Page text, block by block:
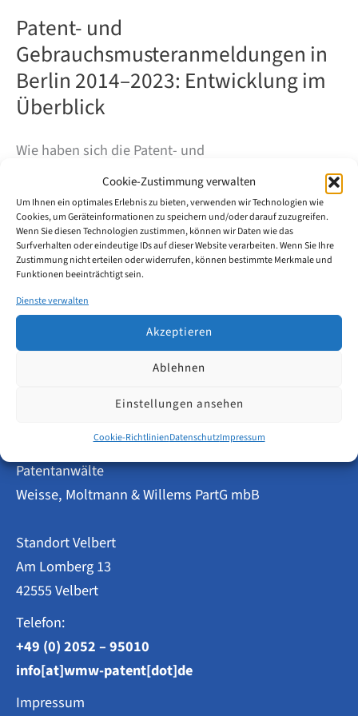
Cookie-Zustimmung verwalten
Um Ihnen ein optimales Erlebnis zu bieten, verwenden wir Technologien wie
Cookies, um Geräteinformationen zu speichern und/oder darauf zuzugreifen.
Wenn Sie diesen Technologien zustimmen, können wir Daten wie das
Surfverhalten oder eindeutige IDs auf dieser Website verarbeiten. Wenn Sie Ihre
Zustimmung nicht erteilen oder widerrufen, können bestimmte Merkmale und
Funktionen beeinträchtigt sein.
Dienste verwalten
Akzeptieren
Ablehnen
Einstellungen ansehen
Cookie-RichtlinienDatenschutzImpressum
Patent- und
Gebrauchsmusteranmeldungen in
Berlin 2014–2023: Entwicklung im
Überblick
Wie haben sich die Patent- und
Gebrauchsmusteranmeldungen in Berlin in den
vergangenen zehn Jahren entwickelt? Unsere
Auswertung der DPMA-Daten zeigt: Nach einem sehr
hohen Niveau Mitte der 2010er-Jahre ist die Zahl der
Anmeldungen spürbar zurückgegangen – 2023 ist
allerdings wieder eine leichte Erholung zu erkennen.
und
Gebrauchsmusteranmeldungen
Entwicklung
im
Überblick
Patentanwälte
Weisse, Moltmann & Willems PartG mbB
Standort Velbert
Am Lomberg 13
42555 Velbert
Telefon:
+49 (0) 2052 – 95010
info[at]wmw-patent[dot]de
Impressum